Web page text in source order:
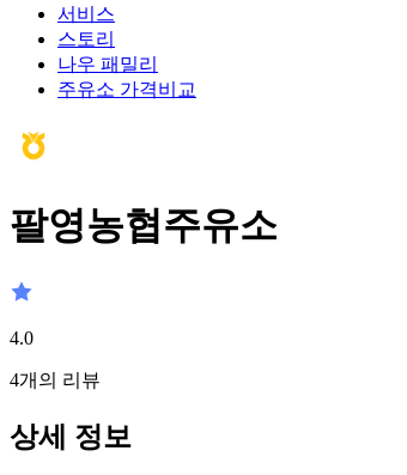
서비스
스토리
나우 패밀리
주유소 가격비교
팔영농협주유소
4.0
4개의 리뷰
상세 정보